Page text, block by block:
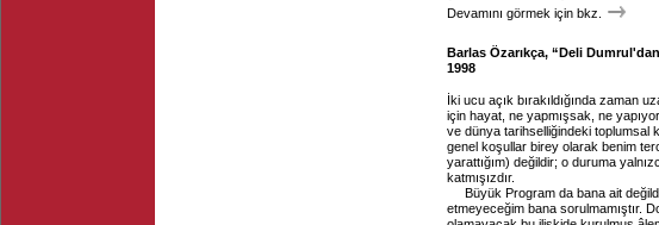
Devamını görmek için bkz.
Barlas Özarıkça, “Deli
1998
İki ucu açık bırakıldığında zaman
için hayat, ne yapmışsak, ne
ve dünya tarihselliğindeki toplumsal
genel koşullar birey olarak benim
yarattığım) değildir; o duruma
katmışızdır.
Büyük Program da bana ait
etmeyeceğim bana sorulmamıştır.